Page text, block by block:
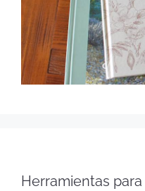
Herramientas